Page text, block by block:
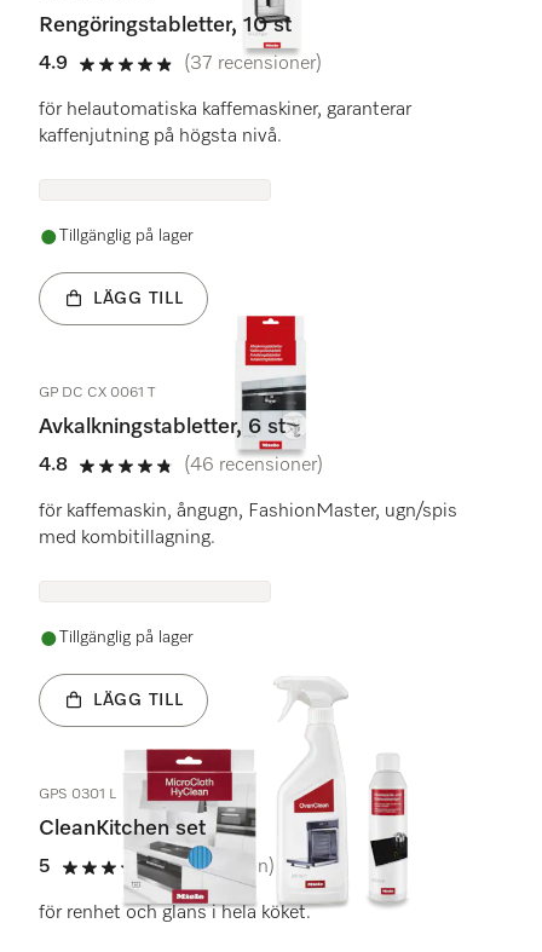
Rengöringstabletter, 10 st
4.9
4.9 stars out of 5
(37 recensioner)
för helautomatiska kaffemaskiner, garanterar
kaffenjutning på högsta nivå.
Tillgänglig på lager
LÄGG TILL
GP DC CX 0061 T
Avkalkningstabletter, 6 st
4.8
4.8 stars out of 5
(46 recensioner)
för kaffemaskin, ångugn, FashionMaster, ugn/spis
med kombitillagning.
Tillgänglig på lager
LÄGG TILL
GPS 0301 L
CleanKitchen set
5
5 stars out of 5
(1 recension)
för renhet och glans i hela köket.